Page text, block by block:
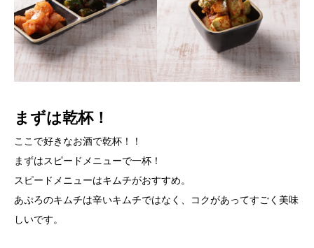
まずは乾杯！
ここで好きなお酒で乾杯！！
まずはスピードメニューで一杯！
スピードメニューはキムチがおすすめ。
あぷろのキムチは辛いキムチではなく、コクがあってすごく美味
しいです。